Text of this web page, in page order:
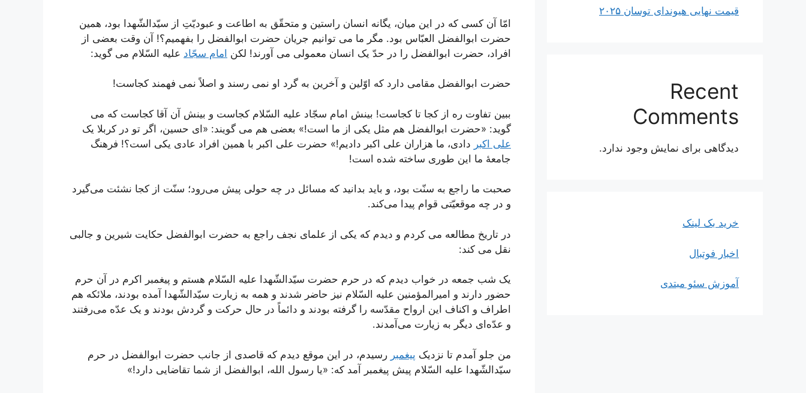
امّا آن کسی که در این میان، یگانه انسان راستین و متحقّق به اطاعت و عبودیّتِ از سیّدالشّهدا بود، همین
حضرت ابوالفضل العبّاس بود. مگر ما می توانیم جریان حضرت ابوالفضل را بفهمیم؟! آن وقت بعضی از
افراد، حضرت ابوالفضل را در حدّ یک انسان معمولی می آورند! لکن امام سجّاد علیه السّلام می گوید:
حضرت ابوالفضل مقامی دارد که اوّلین و آخرین به گرد او نمی رسند و اصلاً نمی فهمند کجاست!
ببین تفاوت ره از کجا تا کجاست! بینش امام سجّاد علیه السّلام کجاست و بینش آن آقا کجاست که می
گوید: «حضرت ابوالفضل هم مثل یکی از ما است!» بعضی هم می گویند: «ای حسین، اگر تو در کربلا یک
علی اکبر دادی، ما هزاران علی اکبر دادیم!» حضرت علی اکبر با همین افراد عادی یکی است؟! فرهنگ
جامعۀ ما این طوری ساخته شده است!
صحبت ما راجع به سنّت بود، و باید بدانید که مسائل در چه حولی پیش می‌رود؛ سنّت از کجا نشئت می‌گیرد
و در چه موقعیّتی قوام پیدا می‌کند.
در تاریخ مطالعه می کردم و دیدم که یکی از علمای نجف راجع به حضرت ابوالفضل حکایت شیرین و جالبی
نقل می کند:
یک شب جمعه در خواب دیدم که در حرم حضرت سیّدالشّهدا علیه السّلام هستم و پیغمبر اکرم در آن حرم
حضور دارند و امیرالمؤمنین علیه السّلام نیز حاضر شدند و همه به زیارت سیّدالشّهدا آمده بودند، ملائکه هم
اطراف و اکناف این ارواح مقدّسه را گرفته بودند و دائماً در حال حرکت و گردش بودند و یک عدّه می‌رفتند
و عدّه‌ای دیگر به زیارت می‌آمدند.
من جلو آمدم تا نزدیک پیغمبر رسیدم، در این موقع دیدم که قاصدی از جانب حضرت ابوالفضل در حرم
سیّدالشّهدا علیه السّلام پیش پیغمبر آمد که: «یا رسول الله، ابوالفضل از شما تقاضایی دارد!»
قیمت نهایی هیوندای توسان ۲۰۲۵
Recent
Comments
دیدگاهی برای نمایش وجود ندارد.
خرید بک لینک
اخبار فوتبال
آموزش سئو مبتدی